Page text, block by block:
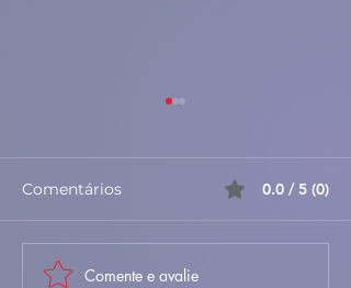
🥣🌿 Sopa Saloia –
Comentários 0.0 / 5 (0)
Comente e avalie